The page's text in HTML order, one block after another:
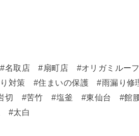
取店 #扇町店 #オリガミルー
対策 #住まいの保護 #雨漏り
#苦竹 #塩釜 #東仙台 #館
#太白